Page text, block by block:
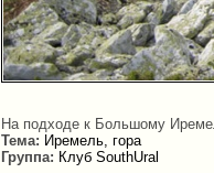
На подходе к Большому
Тема: Иремель, гора
Группа: Клуб SouthUral